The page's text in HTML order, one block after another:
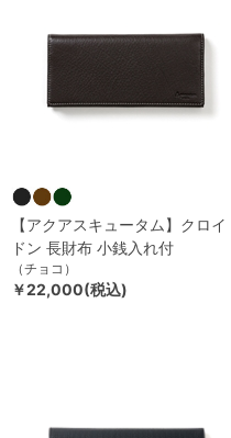
【アクアスキュータム】クロイ
ドン 長財布 小銭入れ付
（チョコ）
￥22,000(税込)